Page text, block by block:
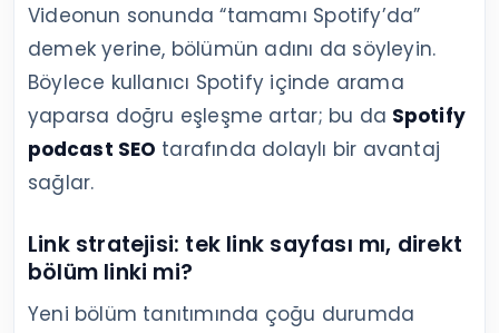
Videonun sonunda “tamamı Spotify’da”
demek yerine, bölümün adını da söyleyin.
Böylece kullanıcı Spotify içinde arama
yaparsa doğru eşleşme artar; bu da Spotify
podcast SEO tarafında dolaylı bir avantaj
sağlar.
Link stratejisi: tek link sayfası mı, direkt
bölüm linki mi?
Yeni bölüm tanıtımında çoğu durumda